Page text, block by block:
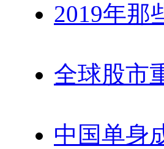
2019年那
全球股市
中国单身